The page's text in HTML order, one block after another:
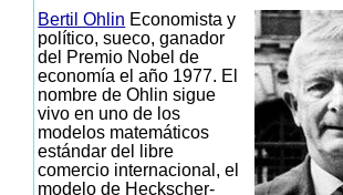
Bertil Ohlin Economista y
político, sueco, ganador
del Premio Nobel de
economía el año 1977. El
nombre de Ohlin sigue
vivo en uno de los
modelos matemáticos
estándar del libre
comercio internacional, el
modelo de Heckscher-